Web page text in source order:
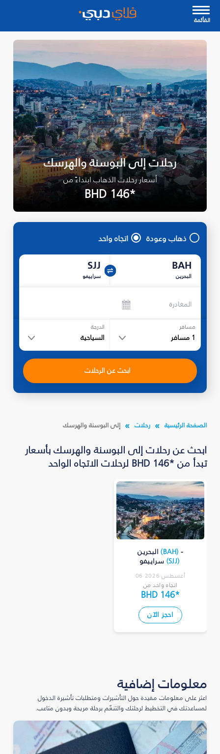
القأئمة
رحلات إلى البوسنة والهرسك
أسعار رحلات الذهاب ابتداءً من
*BHD 146
ذهاب وعودة اتجاه واحد
BAH
البحرين
SJJ
سراييفو
المغادرة
مسافر
1 مسافر
الدرجة
السياحية
ابحث عن الرحلات
الصفحة الرئيسية رحلات إلى البوسنة والهرسك
ابحث عن رحلات إلى البوسنة والهرسك بأسعار
تبدأ من *BHD 146 لرحلات الاتجاه الواحد
البحرين (BAH) -
سراييفو (SJJ)
06 أغسطس 2026
اتجاه واحد من
BHD 146*
احجز الآن
معلومات إضافية
اعثر على معلومات مفيدة حول التأشيرات ومتطلبات تأشيرة الدخول
لمساعدتك في التخطيط لرحلتك والتنعّم برحلة مريحة وبدون متاعب.